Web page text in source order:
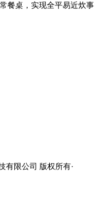
餐桌，实现全平易近炊事
有限公司 版权所有·